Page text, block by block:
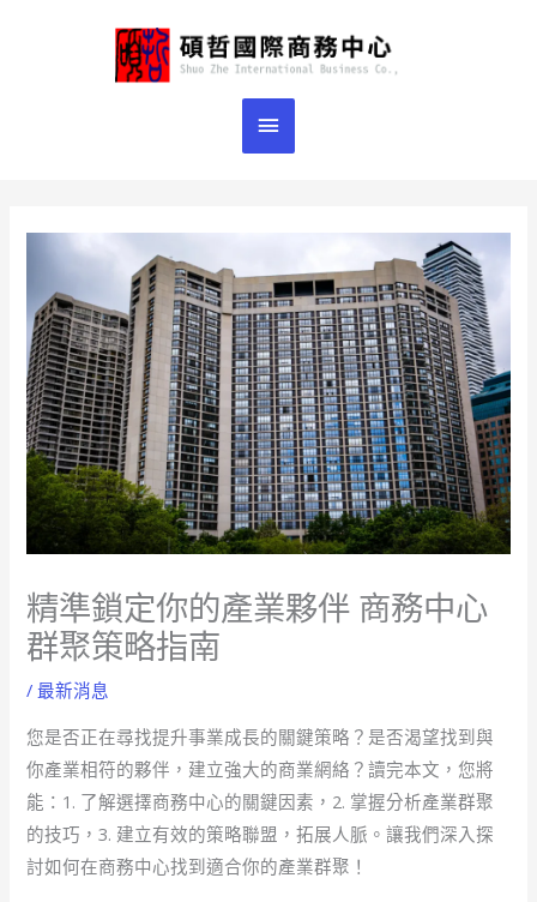
主
要
選
精準鎖定你的產業夥伴 商務中心
群聚策略指南
/最新消息
您是否正在尋找提升事業成長的關鍵策略？是否渴望找到與
你產業相符的夥伴，建立強大的商業網絡？讀完本文，您將
能：1. 了解選擇商務中心的關鍵因素，2. 掌握分析產業群聚
的技巧，3. 建立有效的策略聯盟，拓展人脈。讓我們深入探
討如何在商務中心找到適合你的產業群聚！